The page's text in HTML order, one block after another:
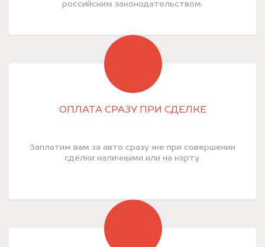
российским законодательством.
ОПЛАТА СРАЗУ ПРИ СДЕЛКЕ
Заплатим вам за авто сразу же при совершении
сделки наличными или на карту.